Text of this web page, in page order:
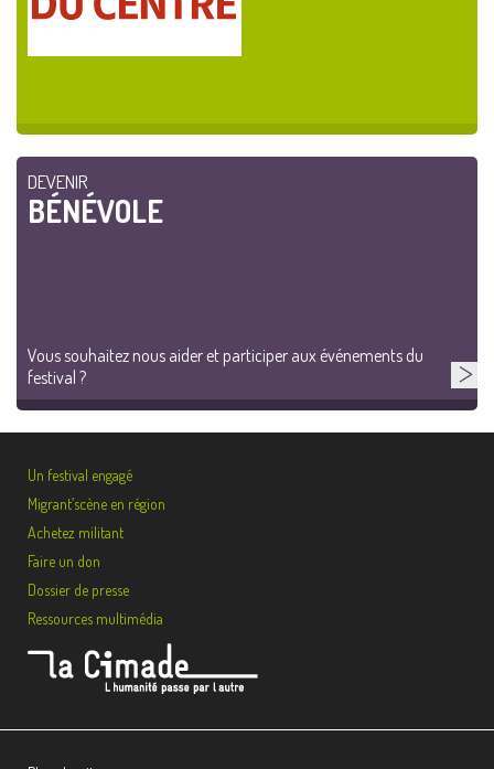
DEVENIR
BÉNÉVOLE
Vous souhaitez nous aider et participer aux événements du
festival ?
Un festival engagé
Migrant’scène en région
Achetez militant
Faire un don
Dossier de presse
Ressources multimédia